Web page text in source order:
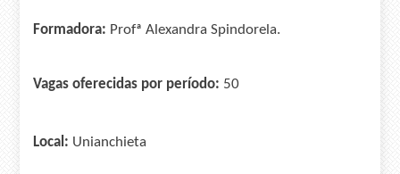
Formadora: Profª Alexandra Spindorela.
Vagas oferecidas por período: 50
Local: Unianchieta